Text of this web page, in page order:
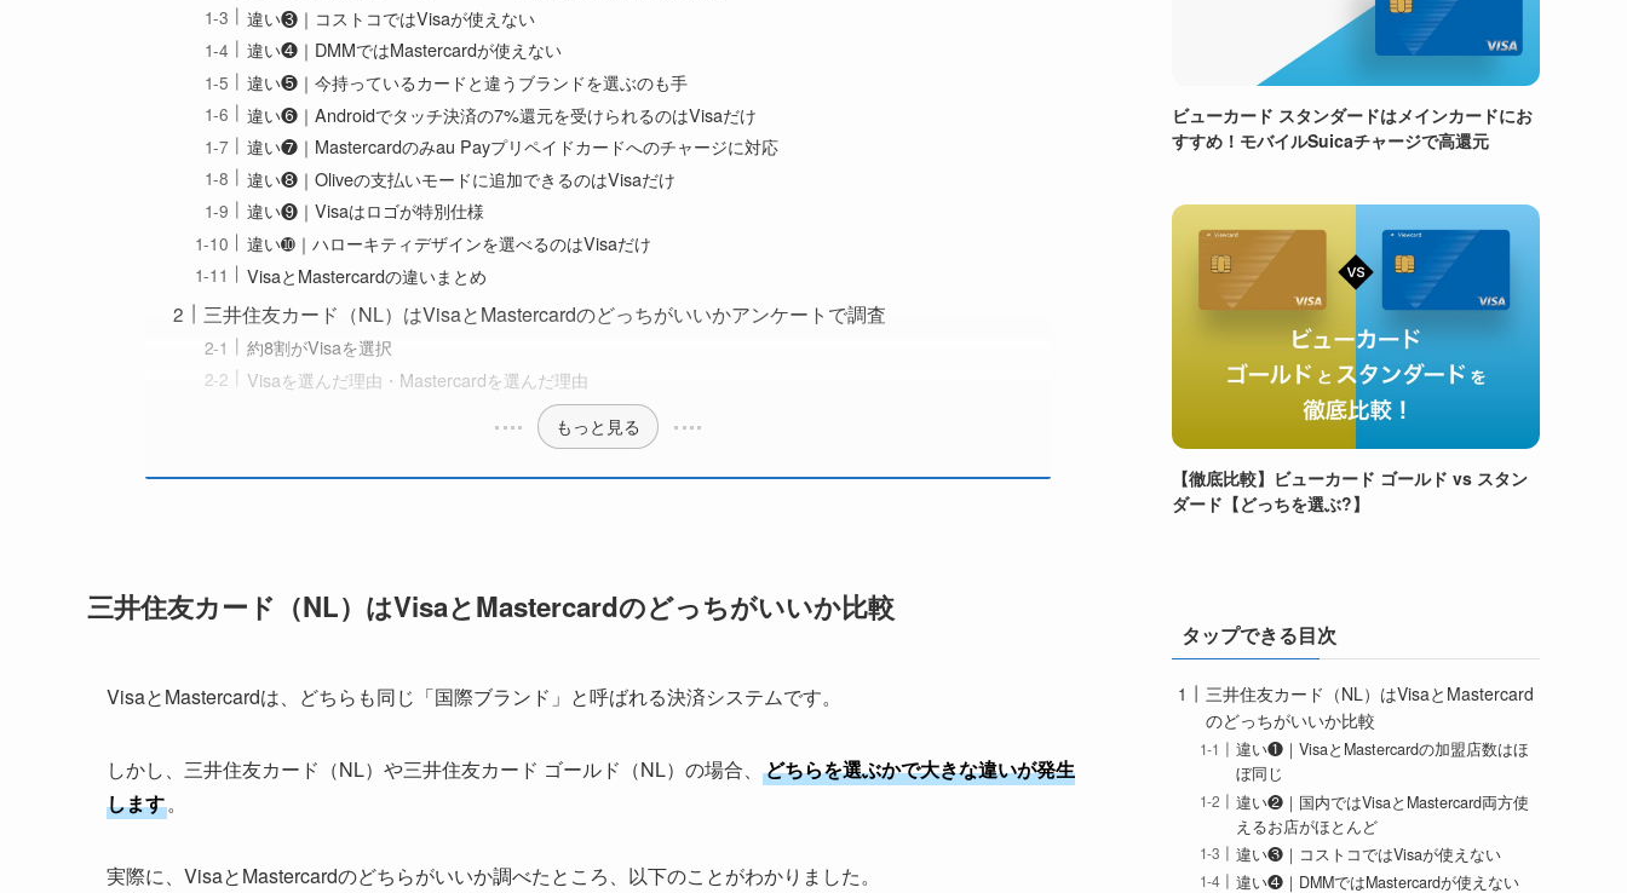
違い❸｜コストコではVisaが使えない
違い❹｜DMMではMastercardが使えない
違い❺｜今持っているカードと違うブランドを選ぶのも手
違い❻｜Androidでタッチ決済の7%還元を受けられるのはVisaだけ
違い❼｜Mastercardのみau Payプリペイドカードへのチャージに対応
違い❽｜Oliveの支払いモードに追加できるのはVisaだけ
違い❾｜Visaはロゴが特別仕様
違い➓｜ハローキティデザインを選べるのはVisaだけ
VisaとMastercardの違いまとめ
三井住友カード（NL）はVisaとMastercardのどっちがいいかアンケートで調査
約8割がVisaを選択
Visaを選んだ理由・Mastercardを選んだ理由
もっと見る
三井住友カード（NL）はVisaとMastercardのどっちがいいか比較
VisaとMastercardは、どちらも同じ「国際ブランド」と呼ばれる決済システムです。
しかし、三井住友カード（NL）や三井住友カード ゴールド（NL）の場合、 どちらを選ぶかで大きな違いが発生
します。
実際に、VisaとMastercardのどちらがいいか調べたところ、以下のことがわかりました。
ビューカード スタンダードはメインカードにお
すすめ！モバイルSuicaチャージで高還元
【徹底比較】ビューカード ゴールド vs スタン
ダード【どっちを選ぶ?】
タップできる目次
三井住友カード（NL）はVisaとMastercard
のどっちがいいか比較
違い❶｜VisaとMastercardの加盟店数はほ
ぼ同じ
違い❷｜国内ではVisaとMastercard両方使
えるお店がほとんど
違い❸｜コストコではVisaが使えない
違い❹｜DMMではMastercardが使えない